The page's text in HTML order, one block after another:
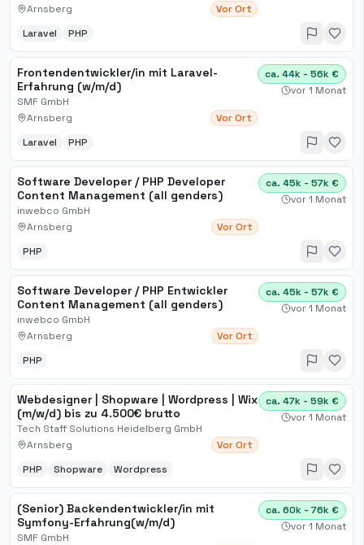
Arnsberg
Vor Ort
Laravel PHP
Frontendentwickler/in mit Laravel-
Erfahrung (w/m/d)
SMF GmbH
Arnsberg
Vor Ort
ca. 44k - 56k €
vor 1 Monat
Laravel PHP
Software Developer / PHP Developer
Content Management (all genders)
inwebco GmbH
Arnsberg
Vor Ort
ca. 45k - 57k €
vor 1 Monat
PHP
Software Developer / PHP Entwickler
Content Management (all genders)
inwebco GmbH
Arnsberg
Vor Ort
ca. 45k - 57k €
vor 1 Monat
PHP
Webdesigner | Shopware | Wordpress | Wix
(m/w/d) bis zu 4.500€ brutto
Tech Staff Solutions Heidelberg GmbH
Arnsberg
Vor Ort
ca. 47k - 59k €
vor 1 Monat
PHP Shopware Wordpress
(Senior) Backendentwickler/in mit
Symfony-Erfahrung(w/m/d)
SMF GmbH
ca. 60k - 76k €
vor 1 Monat